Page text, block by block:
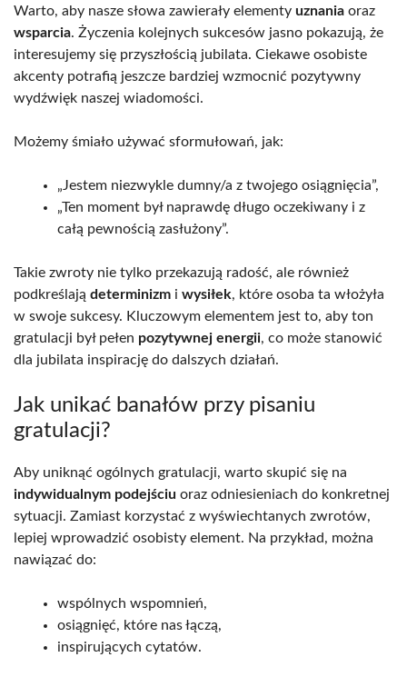
Warto, aby nasze słowa zawierały elementy uznania oraz
wsparcia. Życzenia kolejnych sukcesów jasno pokazują, że
interesujemy się przyszłością jubilata. Ciekawe osobiste
akcenty potrafią jeszcze bardziej wzmocnić pozytywny
wydźwięk naszej wiadomości.
Możemy śmiało używać sformułowań, jak:
„Jestem niezwykle dumny/a z twojego osiągnięcia”,
„Ten moment był naprawdę długo oczekiwany i z
całą pewnością zasłużony”.
Takie zwroty nie tylko przekazują radość, ale również
podkreślają determinizm i wysiłek, które osoba ta włożyła
w swoje sukcesy. Kluczowym elementem jest to, aby ton
gratulacji był pełen pozytywnej energii, co może stanowić
dla jubilata inspirację do dalszych działań.
Jak unikać banałów przy pisaniu
gratulacji?
Aby uniknąć ogólnych gratulacji, warto skupić się na
indywidualnym podejściu oraz odniesieniach do konkretnej
sytuacji. Zamiast korzystać z wyświechtanych zwrotów,
lepiej wprowadzić osobisty element. Na przykład, można
nawiązać do:
wspólnych wspomnień,
osiągnięć, które nas łączą,
inspirujących cytatów.